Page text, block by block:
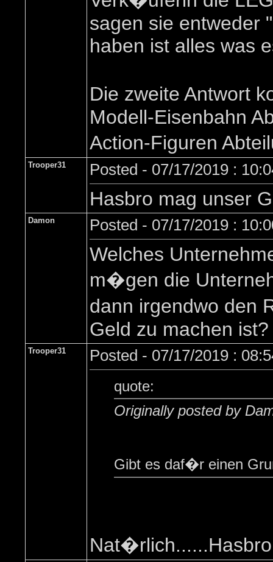
sagen sie entweder
haben ist alles was
Die zweite Antwort
Modell-Eisenbahn
Action-Figuren
Trooper31 Posted - 07/17/2019 :
Hasbro mag unser
Damon Posted - 07/17/2019 :
Welches
m�gen die
dann irgendwo den
Geld zu machen
Trooper31 Posted - 07/17/2019 :
quote:
Originally posted by
Gibt es daf�r einen